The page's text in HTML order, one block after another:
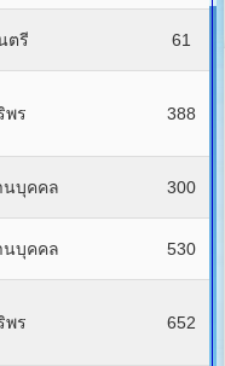
ตรี 61
พร 388
นบุคคล 300
นบุคคล 530
พร 652